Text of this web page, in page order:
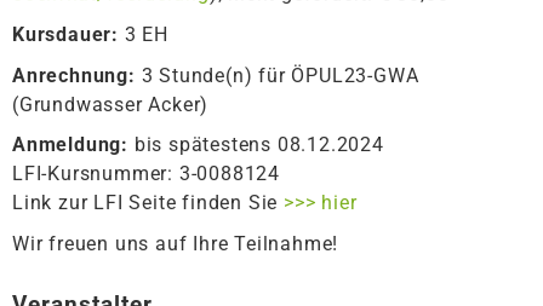
Kursdauer: 3 EH
Anrechnung: 3 Stunde(n) für ÖPUL23-GWA
(Grundwasser Acker)
Anmeldung: bis spätestens 08.12.2024
LFI-Kursnummer: 3-0088124
Link zur LFI Seite finden Sie >>> hier
Wir freuen uns auf Ihre Teilnahme!